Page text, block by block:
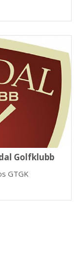
Golfklubb
GTGK